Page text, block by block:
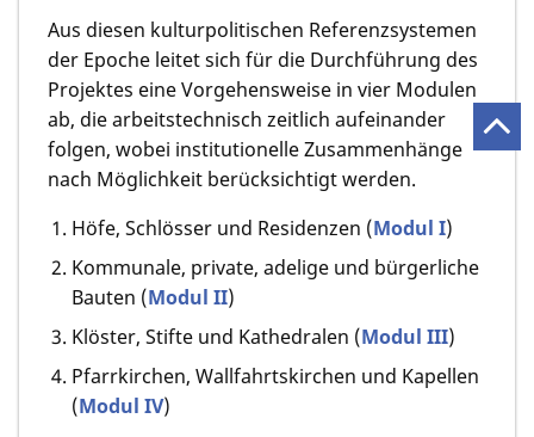
Aus diesen kulturpolitischen Referenzsystemen
der Epoche leitet sich für die Durch­führung des
Projektes eine Vorgehensweise in vier Modulen
ab, die arbeitstechnisch zeitlich aufeinander
folgen, wobei institutionelle Zusammenhänge
nach Mög­lichkeit berücksichtigt werden.
Höfe, Schlösser und Residenzen (Modul I)
Kommunale, private, adelige und bürgerliche
Bauten (Modul II)
Klöster, Stifte und Kathedralen (Modul III)
Pfarrkirchen, Wallfahrtskirchen und Kapellen
(Modul IV)